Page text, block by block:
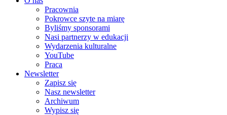
Pracownia
Pokrowce szyte na miarę
Byliśmy sponsorami
Nasi partnerzy w edukacji
Wydarzenia kulturalne
YouTube
Praca
Newsletter
Zapisz się
Nasz newsletter
Archiwum
Wypisz się